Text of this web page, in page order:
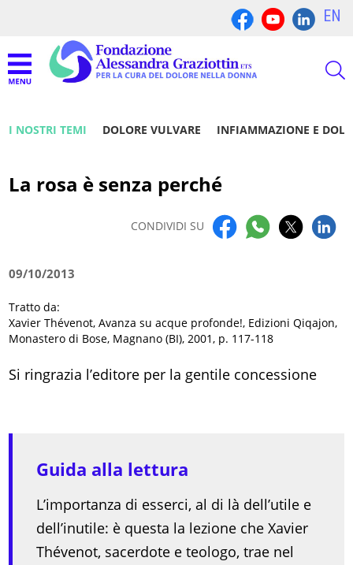
EN
I NOSTRI TEMI DOLORE VULVARE INFIAMMAZIONE E
La rosa è senza perché
CONDIVIDI SU
09/10/2013
Tratto da:
Xavier Thévenot, Avanza su acque profonde!, Edizioni Qiqajon,
Monastero di Bose, Magnano (BI), 2001, p. 117-118
Si ringrazia l’editore per la gentile concessione
Guida alla lettura
L’importanza di esserci, al di là dell’utile e
dell’inutile: è questa la lezione che Xavier
Thévenot, sacerdote e teologo, trae nel